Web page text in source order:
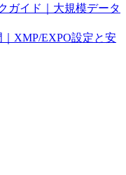
ガイド｜大規模データ
XMP/EXPO設定と安